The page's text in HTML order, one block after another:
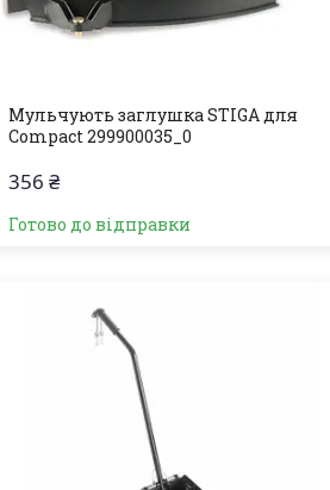
Мульчують заглушка STIGA для
Compact 299900035_0
356 ₴
Готово до відправки